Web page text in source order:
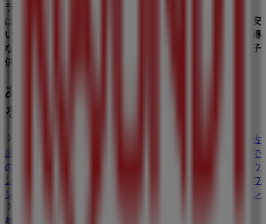
ラウンドワンは料金がお得
は、
安
い料金でカラオケやダーツ
お得
なクーポン
子
供
あなたの街で ラウンドワン カタログ
を見つけてください
名古
屋市でのラウンドワン
札幌市で
のラウンドワン
仙台市でのラウ
ンドワン
京都市でのラウンドワ
ン
川崎市でのラウンドワン
都道府県一覧へ